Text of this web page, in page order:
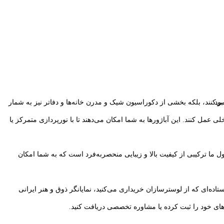
بود.
خود را ثبت کرده یا مشاوره تخصصی دریافت کنید.